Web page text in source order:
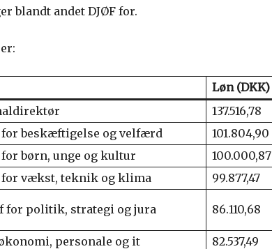
blandt andet DJØF for.
Løn (DKK)
137.516,78
beskæftigelse og velfærd
101.804,90
børn, unge og kultur
100.000,87
vækst, teknik og klima
99.877,47
for politik, strategi og jura 86.110,68
personale og it
82.537,49